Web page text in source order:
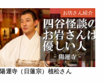
お坊さん紹介
陽運寺（日蓮宗）植松さん